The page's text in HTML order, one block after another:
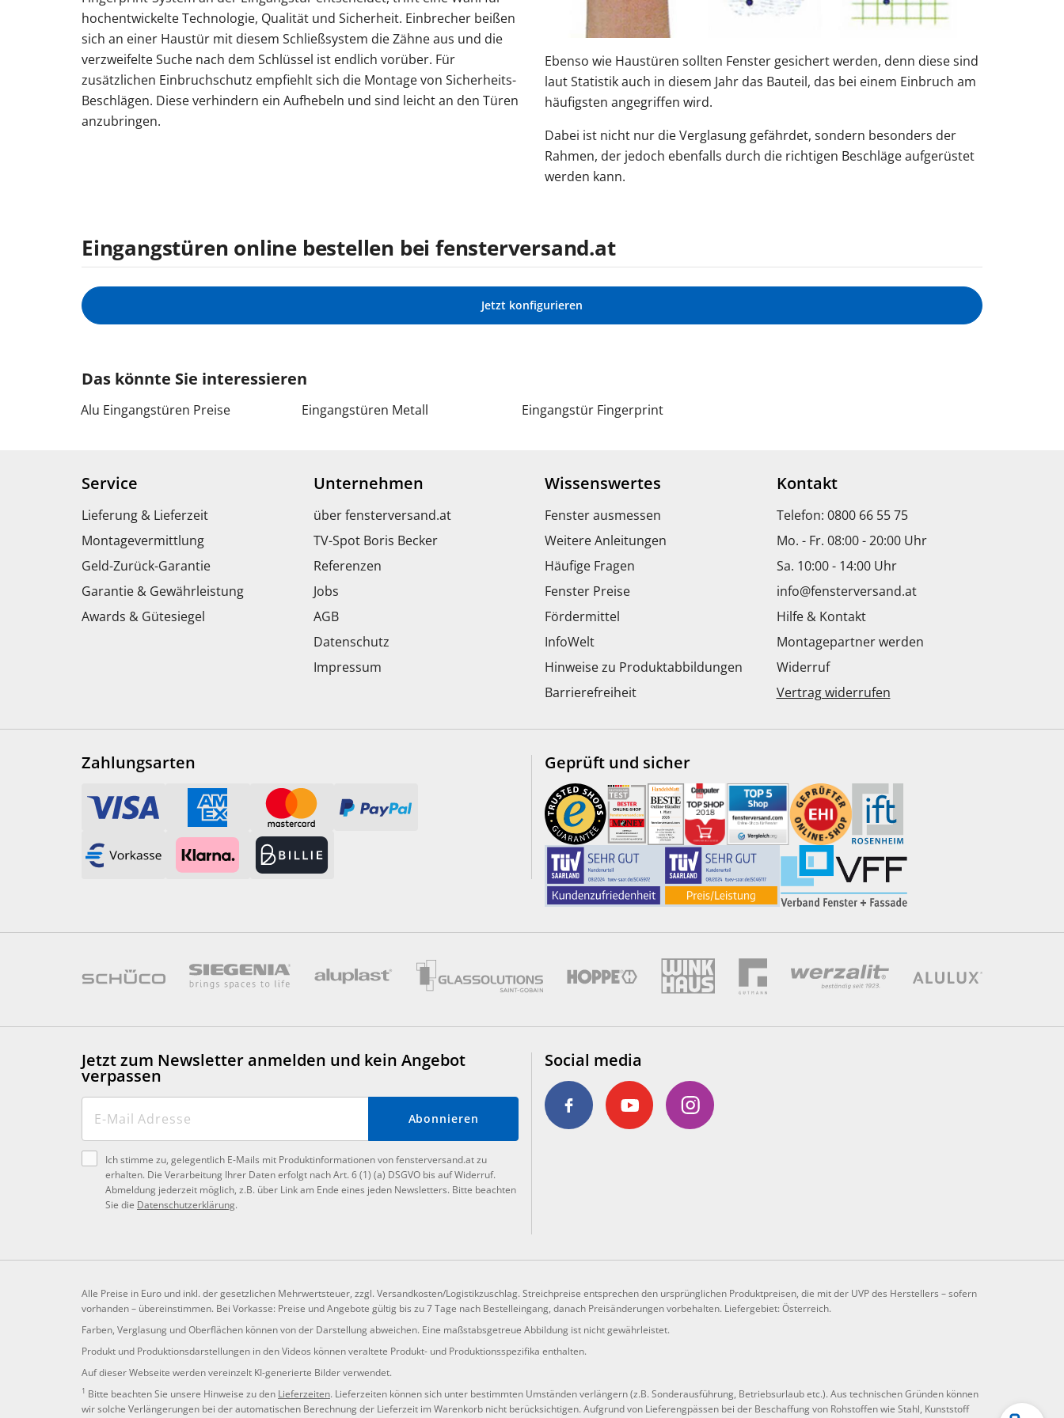
hochentwickelte Technologie, Qualität und Sicherheit. Einbrecher beißen
sich an einer Haustür mit diesem Schließsystem die Zähne aus und die
verzweifelte Suche nach dem Schlüssel ist endlich vorüber. Für
zusätzlichen Einbruchschutz empfiehlt sich die Montage von Sicherheits-
Beschlägen. Diese verhindern ein Aufhebeln und sind leicht an den Türen
anzubringen.
Ebenso wie Haustüren sollten Fenster gesichert werden, denn diese sind
laut Statistik auch in diesem Jahr das Bauteil, das bei einem Einbruch am
häufigsten angegriffen wird.
Dabei ist nicht nur die Verglasung gefährdet, sondern besonders der
Rahmen, der jedoch ebenfalls durch die richtigen Beschläge aufgerüstet
werden kann.
Eingangstüren online bestellen bei fensterversand.at
Jetzt konfigurieren
Das könnte Sie interessieren
Alu Eingangstüren Preise Eingangstüren Metall Eingangstür Fingerprint
Service
Lieferung & Lieferzeit
Montagevermittlung
Geld-Zurück-Garantie
Garantie & Gewährleistung
Awards & Gütesiegel
Unternehmen
über fensterversand.at
TV-Spot Boris Becker
Referenzen
Jobs
AGB
Datenschutz
Impressum
Wissenswertes
Fenster ausmessen
Weitere Anleitungen
Häufige Fragen
Fenster Preise
Fördermittel
InfoWelt
Hinweise zu Produktabbildungen
Barrierefreiheit
Kontakt
Telefon: 0800 66 55 75
Mo. - Fr. 08:00 - 20:00 Uhr
Sa. 10:00 - 14:00 Uhr
info@fensterversand.at
Hilfe & Kontakt
Montagepartner werden
Widerruf
Vertrag widerrufen
Zahlungsarten Geprüft und sicher
Jetzt zum Newsletter anmelden und kein Angebot
verpassen
Abonnieren
Ich stimme zu, gelegentlich E-Mails mit Produktinformationen von fensterversand.at zu
erhalten. Die Verarbeitung Ihrer Daten erfolgt nach Art. 6 (1) (a) DSGVO bis auf Widerruf.
Abmeldung jederzeit möglich, z.B. über Link am Ende eines jeden Newsletters. Bitte beachten
Sie die Datenschutzerklärung.
Social media
Alle Preise in Euro und inkl. der gesetzlichen Mehrwertsteuer, zzgl. Versandkosten/Logistikzuschlag. Streichpreise entsprechen den ursprünglichen Produktpreisen, die mit der UVP des Herstellers – sofern
vorhanden – übereinstimmen. Bei Vorkasse: Preise und Angebote gültig bis zu 7 Tage nach Bestelleingang, danach Preisänderungen vorbehalten. Liefergebiet: Österreich.
Farben, Verglasung und Oberflächen können von der Darstellung abweichen. Eine maßstabsgetreue Abbildung ist nicht gewährleistet.
Produkt und Produktionsdarstellungen in den Videos können veraltete Produkt- und Produktionsspezifika enthalten.
Auf dieser Webseite werden vereinzelt KI-generierte Bilder verwendet.
1 Bitte beachten Sie unsere Hinweise zu den Lieferzeiten. Lieferzeiten können sich unter bestimmten Umständen verlängern (z.B. Sonderausführung, Betriebsurlaub etc.). Aus technischen Gründen können
wir solche Verlängerungen bei der automatischen Berechnung der Lieferzeit im Warenkorb nicht berücksichtigen. Aufgrund von Lieferengpässen bei der Beschaffung von Rohstoffen wie Stahl, Kunststoff